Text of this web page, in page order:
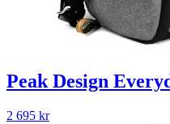
Peak Design
2 695 kr